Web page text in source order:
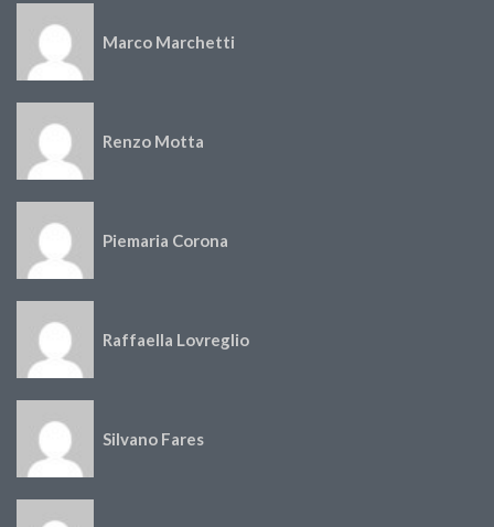
Marco Marchetti
Renzo Motta
Piemaria Corona
Raffaella Lovreglio
Silvano Fares